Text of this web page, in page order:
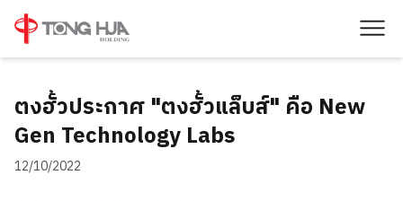
ตงฮั้วประกาศ "ตงฮั้วแล็บส์" คือ New
Gen Technology Labs
12/10/2022